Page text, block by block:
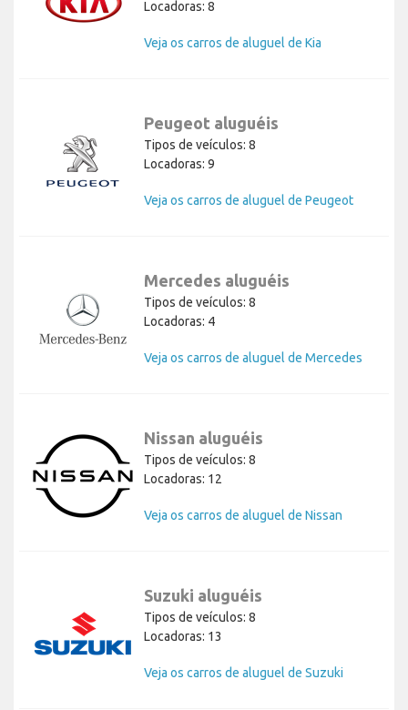
Locadoras: 8
Veja os carros de aluguel de Kia
Peugeot aluguéis
Tipos de veículos: 8
Locadoras: 9
Veja os carros de aluguel de Peugeot
Mercedes aluguéis
Tipos de veículos: 8
Locadoras: 4
Veja os carros de aluguel de Mercedes
Nissan aluguéis
Tipos de veículos: 8
Locadoras: 12
Veja os carros de aluguel de Nissan
Suzuki aluguéis
Tipos de veículos: 8
Locadoras: 13
Veja os carros de aluguel de Suzuki